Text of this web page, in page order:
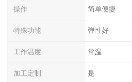
操作 简单便捷
特殊功能 弹性好
工作温度 常温
加工定制 是